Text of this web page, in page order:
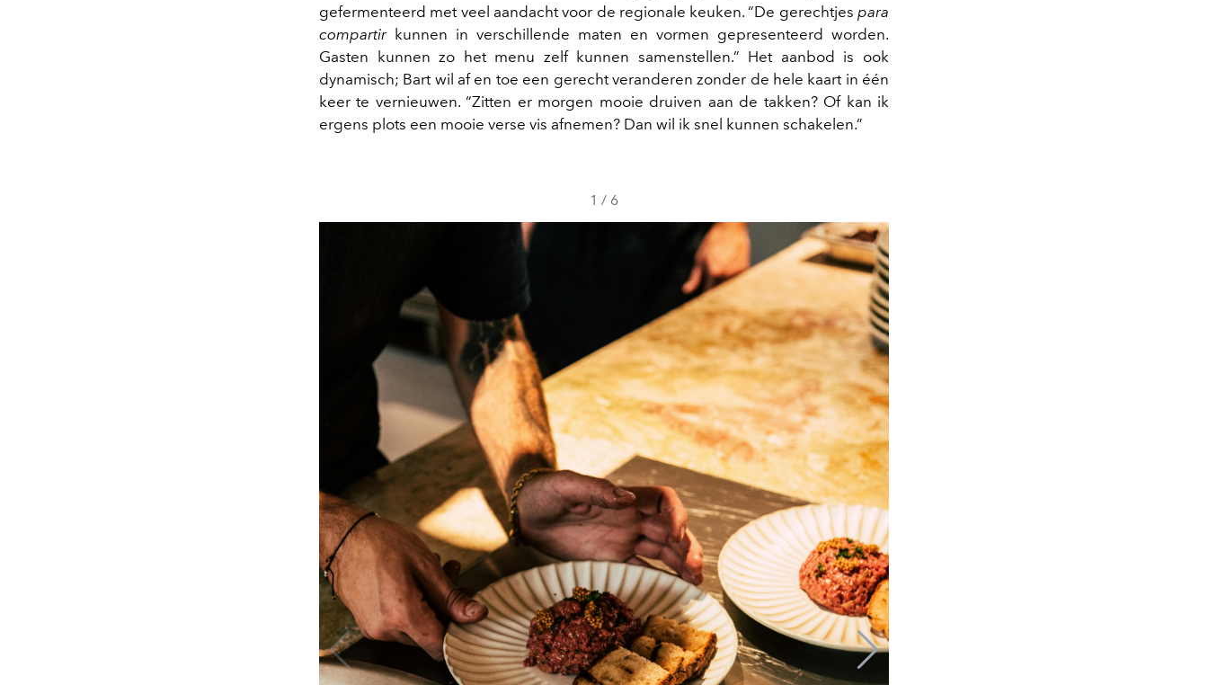
gefermenteerd met veel aandacht voor de regionale keuken. “De gerechtjes para
compartirkunnen in verschillende maten en vormen gepresenteerd worden.
Gasten kunnen zo het menu zelf kunnen samenstellen.” Het aanbod is ook
dynamisch; Bart wil af en toe een gerecht veranderen zonder de hele kaart in één
keer te vernieuwen. “Zitten er morgen mooie druiven aan de takken? Of kan ik
ergens plots een mooie verse vis afnemen? Dan wil ik snel kunnen schakelen.”
1 / 6